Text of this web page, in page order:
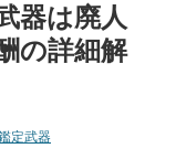
器は廃人
の詳細解
定武器